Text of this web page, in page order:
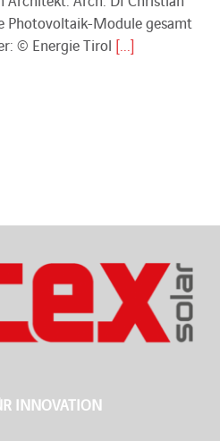
Photovoltaik-Module gesamt
© Energie Tirol [...]
INNOVATION